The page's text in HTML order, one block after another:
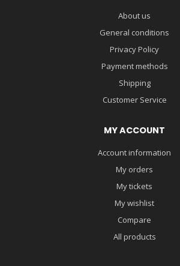
About us
General conditions
Privacy Policy
Payment methods
Shipping
Customer Service
MY ACCOUNT
Account information
My orders
My tickets
My wishlist
Compare
All products